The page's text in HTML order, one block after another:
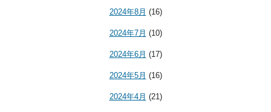
2024年8月 (16)
2024年7月 (10)
2024年6月 (17)
2024年5月 (16)
2024年4月 (21)